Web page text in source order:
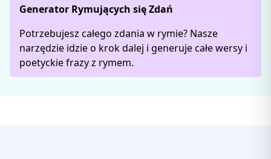
Generator Rymujących się Zdań
Potrzebujesz całego zdania w rymie? Nasze
narzędzie idzie o krok dalej i generuje całe wersy i
poetyckie frazy z rymem.